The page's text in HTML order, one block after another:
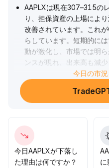
AAPLXは現在307–315の
り、担保資産の上場によ
改善されています。これ
らしています。短期的に
動が激化し、市場では明
ンスが現れ、出来高も減
ートラインと312–315の
来高を伴って抵抗線を上
討すると良いでしょう。
変化に応じて、柔軟な戦
す。
今日の市
今日AAPLXが下落し
た理由は何ですか？
に